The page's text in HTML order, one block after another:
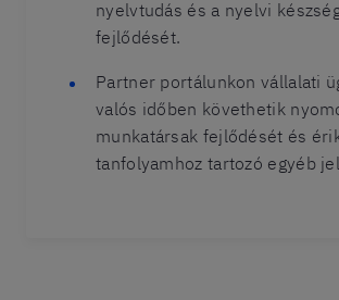
nyelvtudás és a nyelvi
fejlődését.
Partner portálunkon vállalati
valós időben követhetik
munkatársak fejlődését és
tanfolyamhoz tartozó egyéb